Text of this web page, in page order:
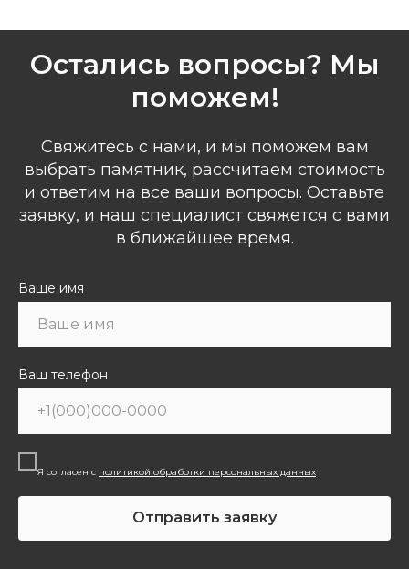
Остались вопросы? Мы
поможем!
Свяжитесь с нами, и мы поможем вам
выбрать памятник, рассчитаем стоимость
и ответим на все ваши вопросы. Оставьте
заявку, и наш специалист свяжется с вами
в ближайшее время.
Ваше имя
Ваш телефон
Я согласен с политикой обработки персональных данных
Отправить заявку